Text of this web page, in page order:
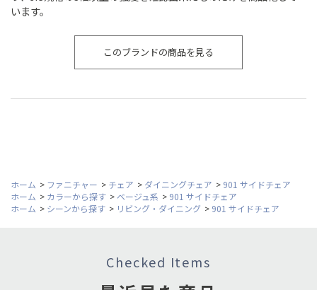
います。
このブランドの商品を見る
ホーム > ファニチャー > チェア > ダイニングチェア > 901 サイドチェア
ホーム > カラーから探す > ベージュ系 > 901 サイドチェア
ホーム > シーンから探す > リビング・ダイニング > 901 サイドチェア
Checked Items